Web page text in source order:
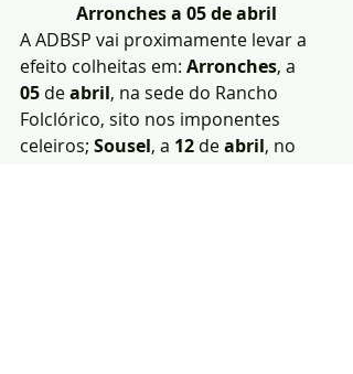
Arronches a 05 de abril
A ADBSP vai proximamente levar a
efeito colheitas em: Arronches, a
05 de abril, na sede do Rancho
Folclórico, sito nos imponentes
celeiros; Sousel, a 12 de abril, no